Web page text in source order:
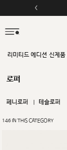
리미티드 에디션 신제품
로퍼
페니로퍼 테슬로퍼
146IN THIS CATEGORY